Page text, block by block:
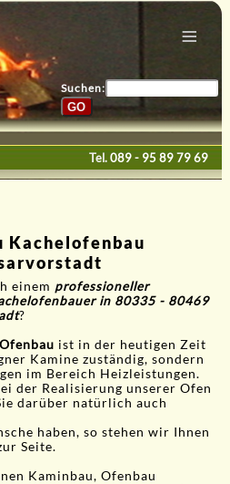
Menu
Suchen:
Tel.089 - 95 89 79 69
Kachelofenbau
einem professioneller
in 80335 - 80469
?
ist in der heutigen Zeit
Kamine zuständig, sondern
im Bereich Heizleistungen.
der Realisierung unserer Ofen
darüber natürlich auch
haben, so stehen wir Ihnen
Seite.
Kaminbau, Ofenbau